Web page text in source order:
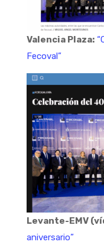
Valencia Plaza:
Fecoval”
Levante-EMV
aniversario”